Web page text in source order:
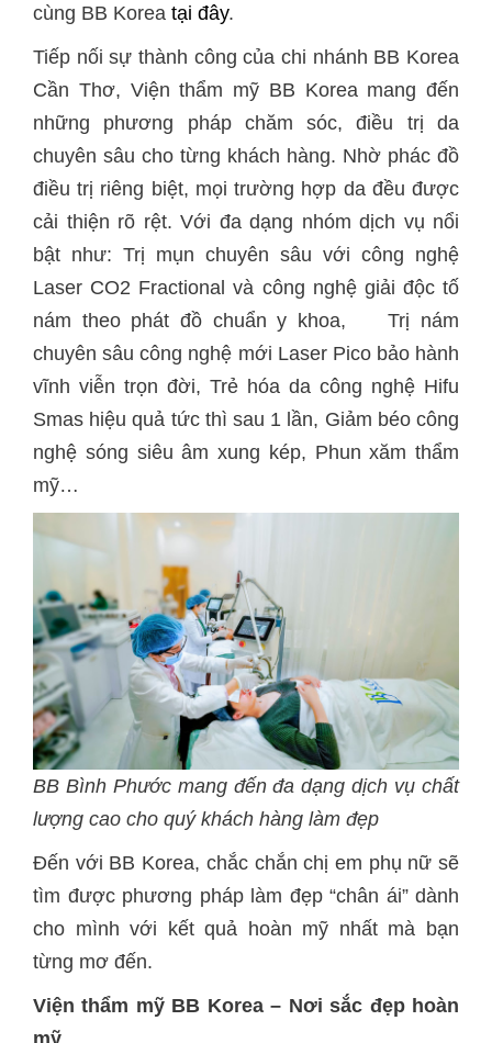
cùng BB Korea tại đây.
Tiếp nối sự thành công của chi nhánh BB Korea
Cần Thơ, Viện thẩm mỹ BB Korea mang đến
những phương pháp chăm sóc, điều trị da
chuyên sâu cho từng khách hàng. Nhờ phác đồ
điều trị riêng biệt, mọi trường hợp da đều được
cải thiện rõ rệt. Với đa dạng nhóm dịch vụ nổi
bật như: Trị mụn chuyên sâu với công nghệ
Laser CO2 Fractional và công nghệ giải độc tố
nám theo phát đồ chuẩn y khoa, Trị nám
chuyên sâu công nghệ mới Laser Pico bảo hành
vĩnh viễn trọn đời, Trẻ hóa da công nghệ Hifu
Smas hiệu quả tức thì sau 1 lần, Giảm béo công
nghệ sóng siêu âm xung kép, Phun xăm thẩm
mỹ…
BB Bình Phước mang đến đa dạng dịch vụ chất
lượng cao cho quý khách hàng làm đẹp
Đến với BB Korea, chắc chắn chị em phụ nữ sẽ
tìm được phương pháp làm đẹp “chân ái” dành
cho mình với kết quả hoàn mỹ nhất mà bạn
từng mơ đến.
Viện thẩm mỹ BB Korea – Nơi sắc đẹp hoàn
mỹ